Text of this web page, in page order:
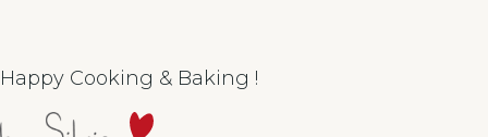
Happy Cooking & Baking !